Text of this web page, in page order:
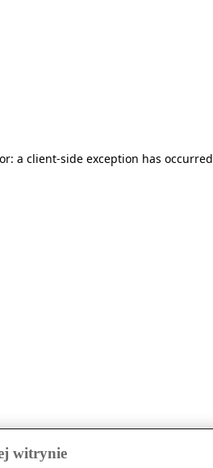
a client-side exception has occurred
witrynie